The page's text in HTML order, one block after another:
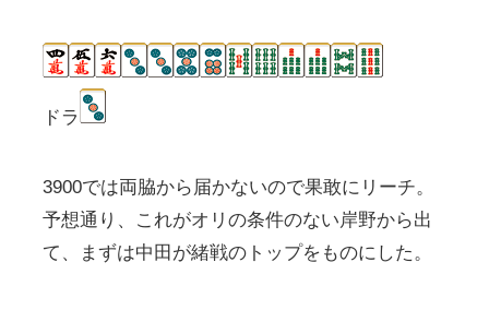
ドラ
3900では両脇から届かないので果敢にリーチ。
予想通り、これがオリの条件のない岸野から出
て、まずは中田が緒戦のトップをものにした。